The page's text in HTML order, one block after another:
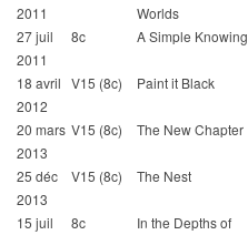
2011
Worlds
27 juil
2011
8c A Simple Knowing
18 avril
2012
V15 (8c) Paint it Black
20 mars
2013
V15 (8c) The New Chapter
25 déc
2013
V15 (8c) The Nest
15 juil
8c
In the Depths of